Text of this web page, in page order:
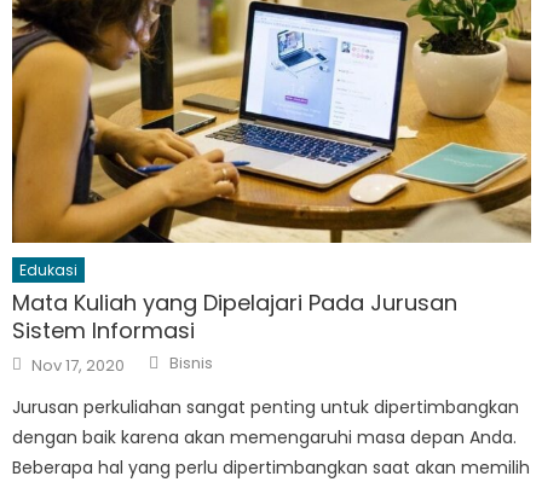
Edukasi
Mata Kuliah yang Dipelajari Pada Jurusan
Sistem Informasi
Posted
on
Nov 17, 2020 Author
Bisnis
Jurusan perkuliahan sangat penting untuk dipertimbangkan
dengan baik karena akan memengaruhi masa depan Anda.
Beberapa hal yang perlu dipertimbangkan saat akan memilih